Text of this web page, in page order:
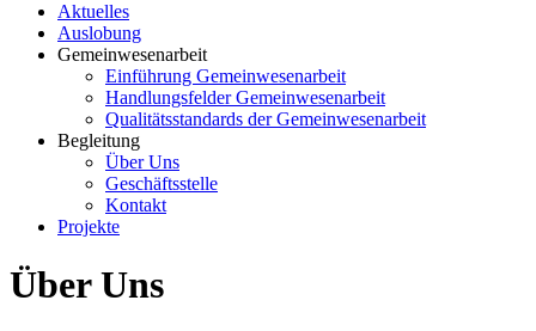
Aktuelles
Auslobung
Gemeinwesenarbeit
Einführung Gemeinwesenarbeit
Handlungsfelder Gemeinwesenarbeit
Qualitätsstandards der Gemeinwesenarbeit
Begleitung
Über Uns
Geschäftsstelle
Kontakt
Projekte
Über Uns